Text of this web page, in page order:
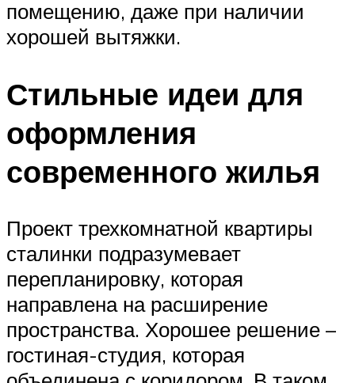
помещению, даже при наличии
хорошей вытяжки.
Стильные идеи для
оформления
современного жилья
Проект трехкомнатной квартиры
сталинки подразумевает
перепланировку, которая
направлена на расширение
пространства. Хорошее решение –
гостиная-студия, которая